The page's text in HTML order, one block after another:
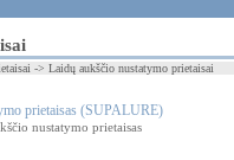
-> Laidų aukščio nustatymo prietaisai
prietaisas (SUPALURE)
nustatymo prietaisas